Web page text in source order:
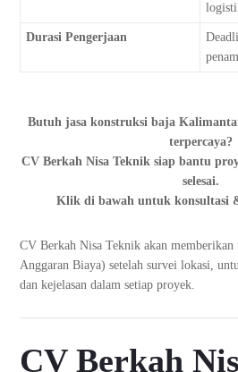
Durasi Pengerjaan
Butuh jasa konstruksi baja
terpercaya?
CV Berkah Nisa Teknik siap bantu
selesai.
Klik di bawah untuk konsultasi
CV Berkah Nisa Teknik akan
Anggaran Biaya) setelah survei lokasi,
dan kejelasan dalam setiap proyek.
CV Berkah